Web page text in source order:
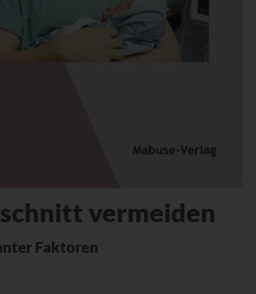
vermeiden
Faktoren